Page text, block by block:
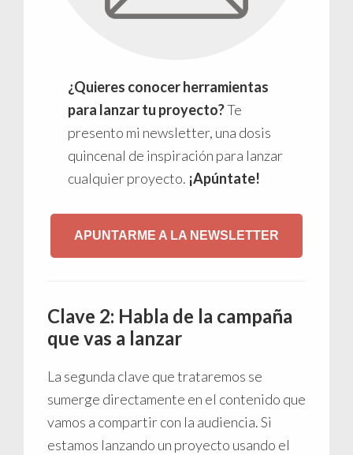
¿Quieres conocer herramientas
para lanzar tu proyecto?Te
presento mi newsletter, una dosis
quincenal de inspiración para lanzar
cualquier proyecto. ¡Apúntate!
APUNTARME A LA NEWSLETTER
Clave 2: Habla de la campaña
que vas a lanzar
La segunda clave que trataremos se
sumerge directamente en el contenido que
vamos a compartir con la audiencia. Si
estamos lanzando un proyecto usando el